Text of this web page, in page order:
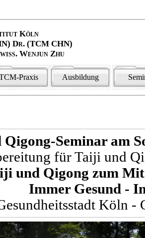
Köln
Dr. (TCM CHN)
Wenjun Zhu
Praxis Ausbildung
Seminar am
für Taiji und
und Qigong zum
Immer Gesund -
Köln -